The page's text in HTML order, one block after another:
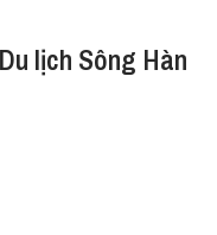
lịch Sông Hàn